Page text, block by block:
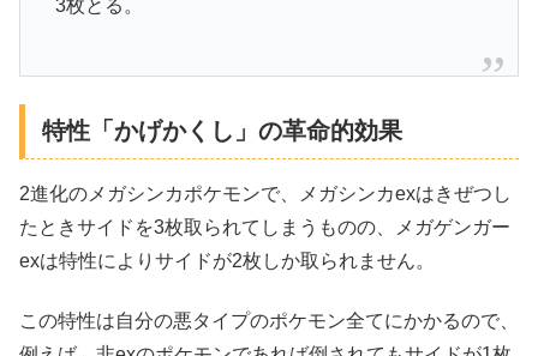
3枚とる。
特性「かげかくし」の革命的効果
2進化のメガシンカポケモンで、メガシンカexはきぜつし
たときサイドを3枚取られてしまうものの、メガゲンガー
exは特性によりサイドが2枚しか取られません。
この特性は自分の悪タイプのポケモン全てにかかるので、